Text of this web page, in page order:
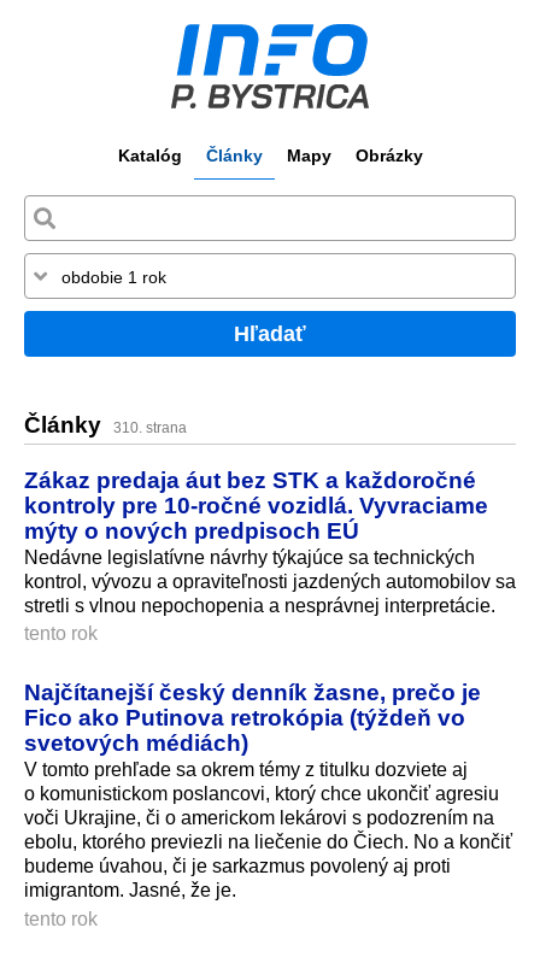
Katalóg Články Mapy Obrázky
Hľadať
Články 310. strana
Zákaz predaja áut bez STK a každoročné
kontroly pre 10-ročné vozidlá. Vyvraciame
mýty o nových predpisoch EÚ
Nedávne legislatívne návrhy týkajúce sa technických
kontrol, vývozu a opraviteľnosti jazdených automobilov sa
stretli s vlnou nepochopenia a nesprávnej interpretácie.
tento rok
Najčítanejší český denník žasne, prečo je
Fico ako Putinova retrokópia (týždeň vo
svetových médiách)
V tomto prehľade sa okrem témy z titulku dozviete aj
o komunistickom poslancovi, ktorý chce ukončiť agresiu
voči Ukrajine, či o americkom lekárovi s podozrením na
ebolu, ktorého previezli na liečenie do Čiech. No a končiť
budeme úvahou, či je sarkazmus povolený aj proti
imigrantom. Jasné, že je.
tento rok